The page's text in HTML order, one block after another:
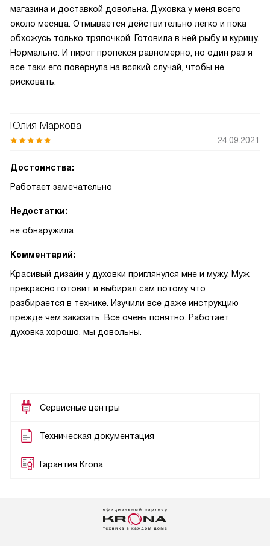
магазина и доставкой довольна. Духовка у меня всего
около месяца. Отмывается действительно легко и пока
обхожусь только тряпочкой. Готовила в ней рыбу и курицу.
Нормально. И пирог пропекся равномерно, но один раз я
все таки его повернула на всякий случай, чтобы не
рисковать.
Юлия Маркова
24.09.2021
Достоинства:
Работает замечательно
Недостатки:
не обнаружила
Комментарий:
Красивый дизайн у духовки приглянулся мне и мужу. Муж
прекрасно готовит и выбирал сам потому что
разбирается в технике. Изучили все даже инструкцию
прежде чем заказать. Все очень понятно. Работает
духовка хорошо, мы довольны.
Сервисные центры
Техническая документация
Гарантия Krona